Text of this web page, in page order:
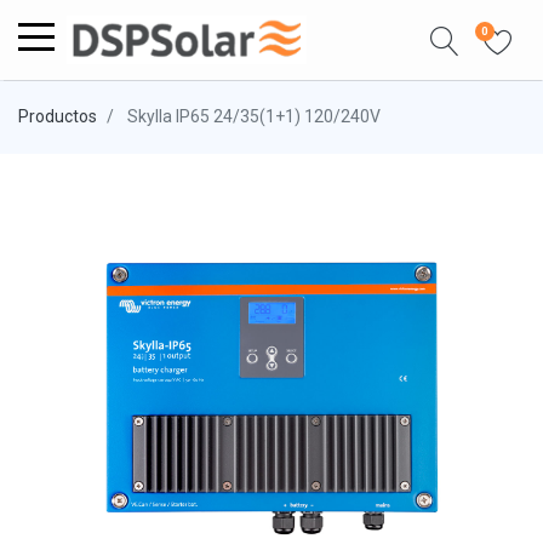
0
Productos Skylla IP65 24/35(1+1) 120/240V